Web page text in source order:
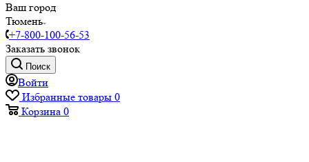
Ваш город
Тюмень
+7-800-100-56-53
Заказать звонок
Поиск
Войти
Избранные товары 0
Корзина 0